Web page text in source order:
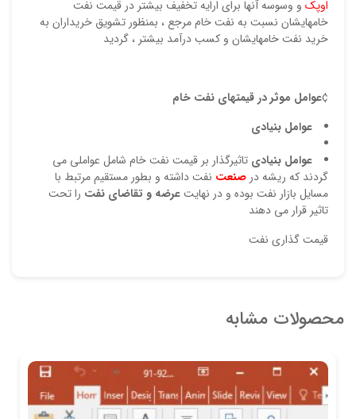
اوپك و وسوسه آنها براي ارايه تخفيف بيشتر در قيمت نفت
خامهايشان نسبت به نفت خام مرجع ، بمنظور تشويق خريداران به
خريد نفت خامهايشان و كسب درآمد بيشتر ، گرديد
¢عوامل موثر در قيمتهاي نفت خام
عوامل بنيادي
عوامل بنيادي تاثيرگذار بر قيمت نفت خام شامل عواملي مي
گردند كه ريشه در صنعت نفت داشته و بطور مستقيم مرتبط با
مسايل بازار نفت بوده و در نهايتعرضه و تقاضاي نفت را تحت
تاثير قرار مي دهند
قیمت گذاری نفت
محصولات مشابه